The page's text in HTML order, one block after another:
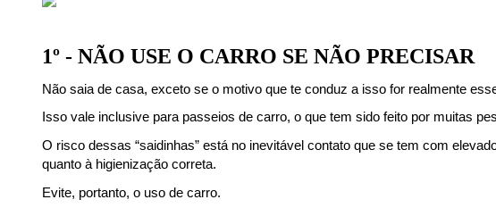
1º - NÃO USE O CARRO SE NÃO PRECISAR
Não saia de casa, exceto se o motivo que te conduz a isso for realmente
Isso vale inclusive para passeios de carro, o que tem sido feito por muitas
O risco dessas “saidinhas” está no inevitável contato que se tem com
quanto à higienização correta.
Evite, portanto, o uso de carro.